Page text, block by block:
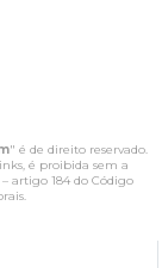
" é de direito reservado.
é proibida sem a
artigo 184 do Código
.